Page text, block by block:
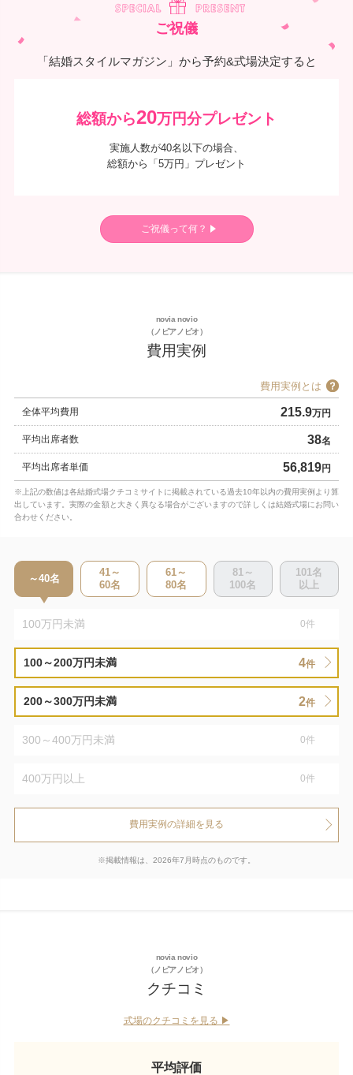
ご祝儀
「結婚スタイルマガジン」から予約&式場決定すると
総額から20万円分プレゼント
実施人数が40名以下の場合、
総額から「5万円」プレゼント
ご祝儀って何？
novia novio
（ノビアノビオ）
費用実例
費用実例とは
全体平均費用 215.9万円
平均出席者数 38名
平均出席者単価 56,819円
※上記の数値は各結婚式場クチコミサイトに掲載されている過去10年以内の費用実例より算
出しています。実際の金額と大きく異なる場合がございますので詳しくは結婚式場にお問い
合わせください。
～40名
41～
60名
61～
80名
81～
100名
101 名
以上
100万円未満 0件
100～200万円未満 4件
200～300万円未満 2件
300～400万円未満 0件
400万円以上 0件
費用実例の詳細を見る
※掲載情報は、2026年7月時点のものです。
novia novio
（ノビアノビオ）
クチコミ
式場のクチコミを見る ▶︎
平均評価